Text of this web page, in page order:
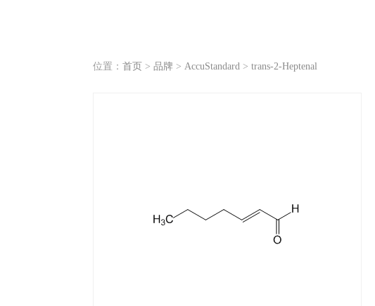
位置： 首页 > 品牌 > AccuStandard > trans-2-Heptenal